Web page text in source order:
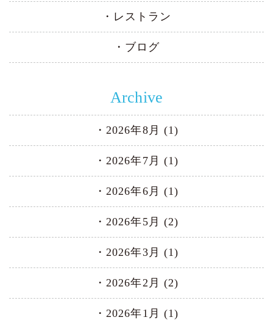
レストラン
ブログ
Archive
2026年8月 (1)
2026年7月 (1)
2026年6月 (1)
2026年5月 (2)
2026年3月 (1)
2026年2月 (2)
2026年1月 (1)